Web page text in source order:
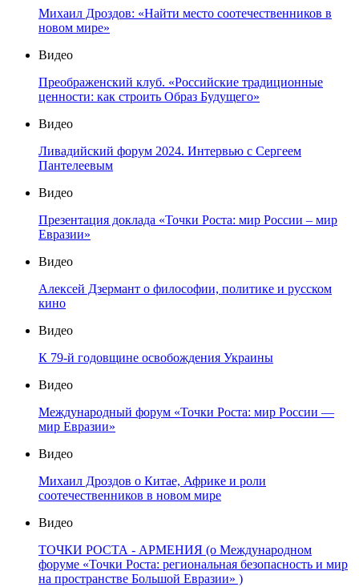
Михаил Дроздов: «Найти место соотечественников в
новом мире»
Видео
Преображенский клуб. «Российские традиционные
ценности: как строить Образ Будущего»
Видео
Ливадийский форум 2024. Интервью с Сергеем
Пантелеевым
Видео
Презентация доклада «Точки Роста: мир России – мир
Евразии»
Видео
Алексей Дзермант о философии, политике и русском
кино
Видео
К 79-й годовщине освобождения Украины
Видео
Международный форум «Точки Роста: мир России —
мир Евразии»
Видео
Михаил Дроздов о Китае, Африке и роли
соотечественников в новом мире
Видео
ТОЧКИ РОСТА - АРМЕНИЯ (о Международном
форуме «Точки Роста: региональная безопасность и мир
на пространстве Большой Евразии» )